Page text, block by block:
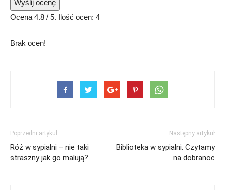
Wyślij ocenę
Ocena4.8 / 5. Ilość ocen: 4
Brak ocen!
Poprzedni artykuł
Róż w sypialni – nie taki
straszny jak go malują?
Następny artykuł
Biblioteka w sypialni. Czytamy
na dobranoc